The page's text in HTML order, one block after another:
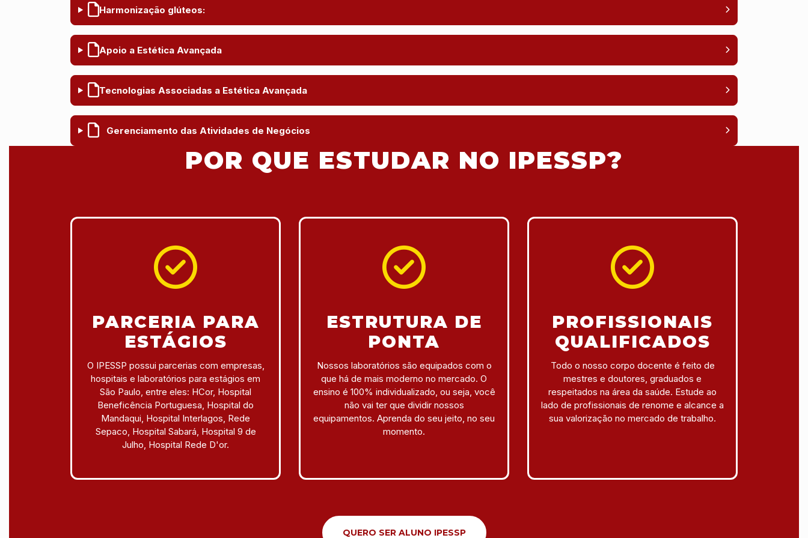
Harmonização glúteos:
Apoio a Estética Avançada
Tecnologias Associadas a Estética Avançada
Gerenciamento das Atividades de Negócios
POR QUE ESTUDAR NO IPESSP?
PARCERIA PARA
ESTÁGIOS
O IPESSP possui parcerias com empresas,
hospitais e laboratórios para estágios em
São Paulo, entre eles: HCor, Hospital
Beneficência Portuguesa, Hospital do
Mandaqui, Hospital Interlagos, Rede
Sepaco, Hospital Sabará, Hospital 9 de
Julho, Hospital Rede D'or.
ESTRUTURA DE
PONTA
Nossos laboratórios são equipados com o
que há de mais moderno no mercado. O
ensino é 100% individualizado, ou seja, você
não vai ter que dividir nossos
equipamentos. Aprenda do seu jeito, no seu
momento.
PROFISSIONAIS
QUALIFICADOS
Todo o nosso corpo docente é feito de
mestres e doutores, graduados e
respeitados na área da saúde. Estude ao
lado de profissionais de renome e alcance a
sua valorização no mercado de trabalho.
QUERO SER ALUNO IPESSP